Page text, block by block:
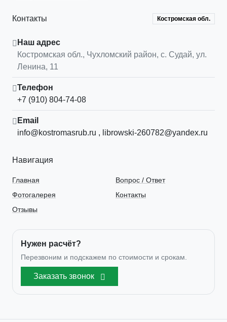
Контакты Костромская обл.
Наш адрес
Костромская обл., Чухломский район, с. Судай, ул.
Ленина, 11
Телефон
+7 (910) 804-74-08
Email
info@kostromasrub.ru , librowski-260782@yandex.ru
Навигация
Главная
Фотогалерея
Отзывы
Вопрос / Ответ
Контакты
Нужен расчёт?
Перезвоним и подскажем по стоимости и срокам.
Заказать звонок